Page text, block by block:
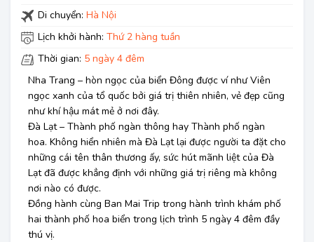
Di chuyển: Hà Nội
Lịch khởi hành: Thứ 2 hàng tuần
Thời gian: 5 ngày 4 đêm
Nha Trang – hòn ngọc của biển Đông được ví như Viên
ngọc xanh của tổ quốc bởi giá trị thiên nhiên, vẻ đẹp cũng
như khí hậu mát mẻ ở nơi đây.
Đà Lạt – Thành phố ngàn thông hay Thành phố ngàn
hoa. Không hiển nhiên mà Đà Lạt lại được người ta đặt cho
những cái tên thân thương ấy, sức hút mãnh liệt của Đà
Lạt đã được khẳng định với những giá trị riêng mà không
nơi nào có được.
Đồng hành cùng Ban Mai Trip trong hành trình khám phố
hai thành phố hoa biển trong lịch trình 5 ngày 4 đêm đầy
thú vị.